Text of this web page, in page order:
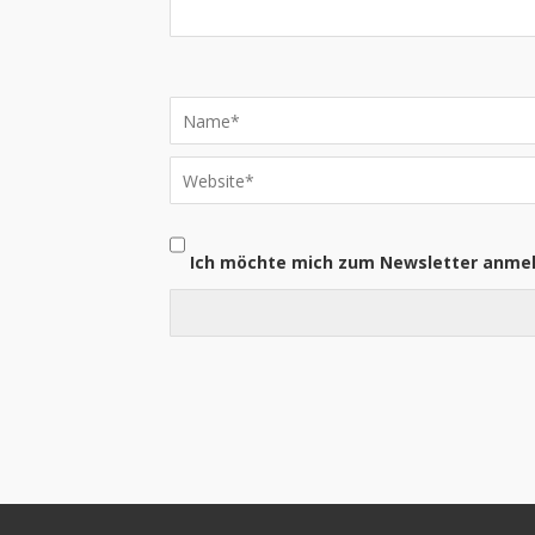
Ich möchte mich zum Newsletter